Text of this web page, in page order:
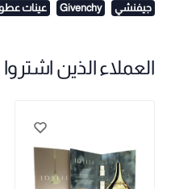
جيفنشي Givenchy عينات
العملاء الذين